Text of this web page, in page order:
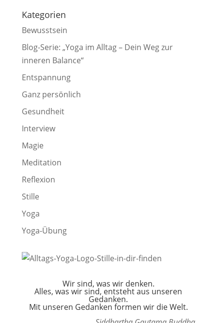
Kategorien
Bewusstsein
Blog-Serie: „Yoga im Alltag – Dein Weg zur
inneren Balance“
Entspannung
Ganz persönlich
Gesundheit
Interview
Magie
Meditation
Reflexion
Stille
Yoga
Yoga-Übung
Wir sind, was wir denken.
Alles, was wir sind, entsteht aus unseren
Gedanken.
Mit unseren Gedanken formen wir die Welt.